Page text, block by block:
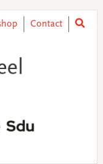
Contact